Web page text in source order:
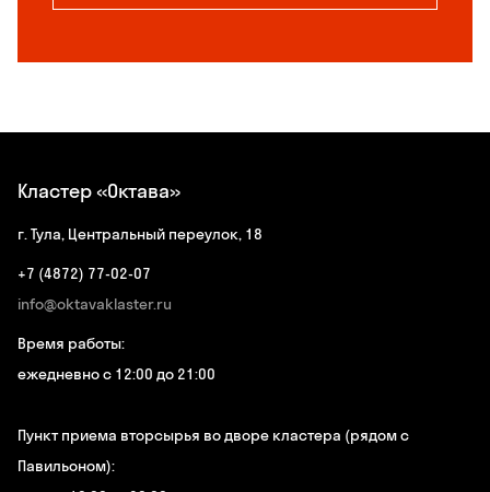
Кластер «Октава»
г. Тула, Центральный переулок, 18
+7 (4872) 77-02-07
info@oktavaklaster.ru
Время работы:
ежедневно с 12:00 до 21:00
Пункт приема вторсырья во дворе кластера (рядом с
Павильоном):